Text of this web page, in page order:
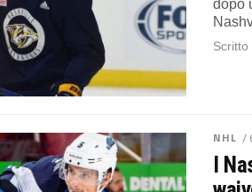
dopo
Scritto
NHL /
I